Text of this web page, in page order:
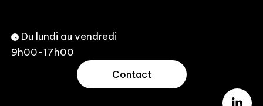
Du lundi au vendredi
9h00-17h00
Contact